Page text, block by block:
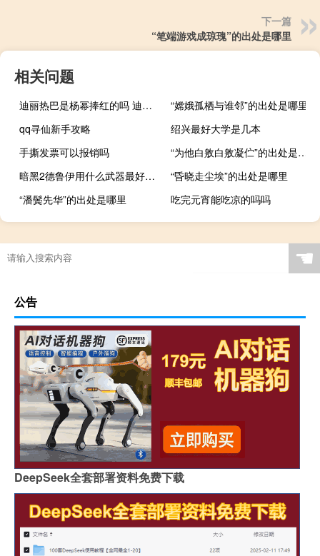
下一篇
“笔端游戏成琼瑰”的出处是哪里
相关问题
迪丽热巴是杨幂捧红的吗 迪丽热巴被杨幂送大佬
“嫦娥孤栖与谁邻”的出处是哪里
qq寻仙新手攻略
绍兴最好大学是几本
手撕发票可以报销吗
“为他白敫白敫凝伫”的出处是哪里
暗黑2德鲁伊用什么武器最好（暗黑2德鲁伊）
“昏晓走尘埃”的出处是哪里
“潘鬓先华”的出处是哪里
吃完元宵能吃凉的吗吗
☚
公告
DeepSeek全套部署资料免费下载